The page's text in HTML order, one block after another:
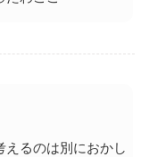
えるのは別におかし